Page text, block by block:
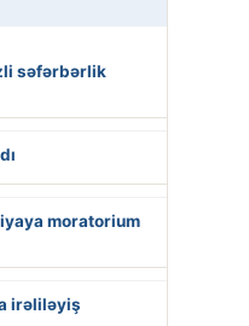
səfərbərlik
moratorium
irəliləyiş